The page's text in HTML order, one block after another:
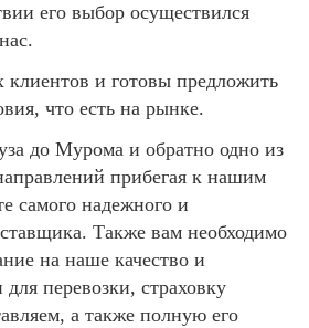
его выбор осуществился
и готовы предложить
что есть на рынке.
до Мурома и обратно одно из
прибегая к нашим
самого надежного и
Также вам необходимо
на наше качество и
перевозки, страховку
а также полную его